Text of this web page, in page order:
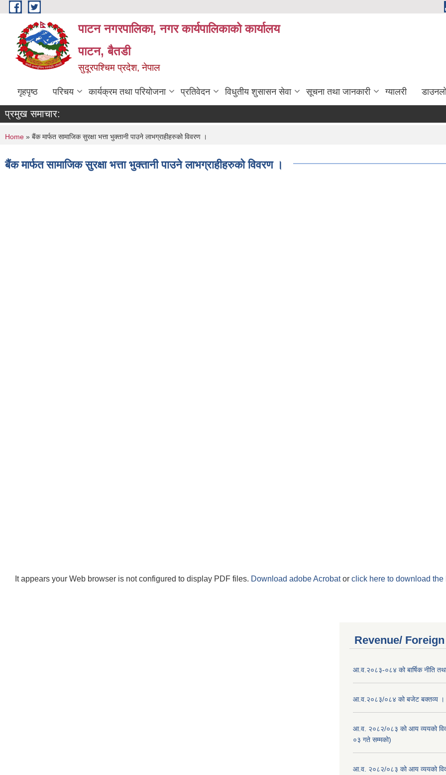
Skip to main content
पाटन नगरपालिका, नगर कार्यपालिकाको कार्यालय
पाटन, बैतडी
सुदूरपश्चिम प्रदेश, नेपाल
गृहपृष्ठ परिचय कार्यक्रम तथा परियोजना प्रतिवेदन विधुतीय शुसासन सेवा सूचना तथा जानकारी ग्यालरी
प्रमुख समाचार:
You are here
Home » बैंक मार्फत सामाजिक सुरक्षा भत्ता भुक्तानी पाउने लाभग्राहीहरुको विवरण ।
बैंक मार्फत सामाजिक सुरक्षा भत्ता भुक्तानी पाउने लाभग्राहीहरुको विवरण ।
It appears your Web browser is not configured to display PDF files. Download adobe Acrobator click here to download the
Revenue/
आ.व.२०८३-०८४ को बार्षिक नीति
आ.व.२०८३/०८४ को बजेट बक्तव्य ।
आ.व. २०८२/०८३ को आय व्ययको
०३ गते सम्मको)
आ.व. २०८२/०८३ को आय व्ययको